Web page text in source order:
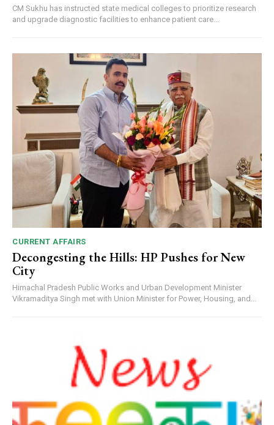
CM Sukhu has instructed state medical colleges to prioritize research
and upgrade diagnostic facilities to enhance patient care...
CURRENT AFFAIRS
Decongesting the Hills: HP Pushes for New
City
Himachal Pradesh Public Works and Urban Development Minister
Vikramaditya Singh met with Union Minister for Power, Housing, and...